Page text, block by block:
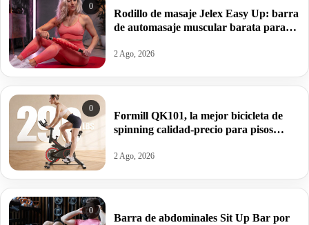
0
Rodillo de masaje Jelex Easy Up: barra
de automasaje muscular barata para
13,49€.
2 Ago, 2026
0
Formill QK101, la mejor bicicleta de
spinning calidad-precio para pisos
2 Ago, 2026
0
Barra de abdominales Sit Up Bar por